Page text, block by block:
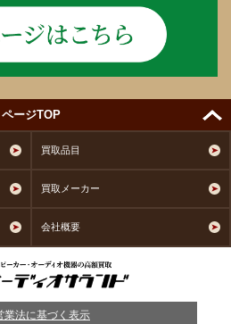
ページTOP
買取品目
買取メーカー
会社概要
業法に基づく表示